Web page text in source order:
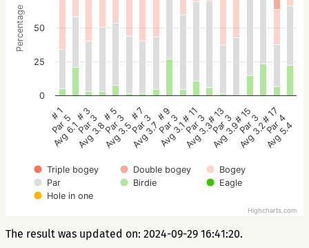
Percentage
Triple bogey Double bogey
Bogey
Par
Birdie
Eagle
Hole in one
# 1
Par 5
Avg 6.1
# 3
Par 3
Avg 3.8
# 5
Par 3
Avg 3.5
# 7
Par 3
Avg 3.7
# 9
Par 3
Avg 3.1
# 11
Par 3
Avg 3.3
# 13
Par 3
Avg 3.9
# 15
Par 3
Avg 3.2
# 17
Par 4
Avg 5.4
0
25
50
Highcharts.com
The result was updated on: 2024-09-29 16:41:20.